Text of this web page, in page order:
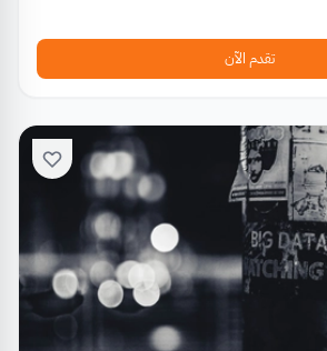
تقدم الآن